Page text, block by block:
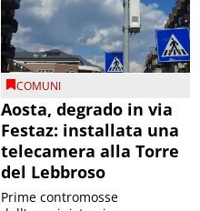
COMUNI
Aosta, degrado in via
Festaz: installata una
telecamera alla Torre
del Lebbroso
Prime contromosse